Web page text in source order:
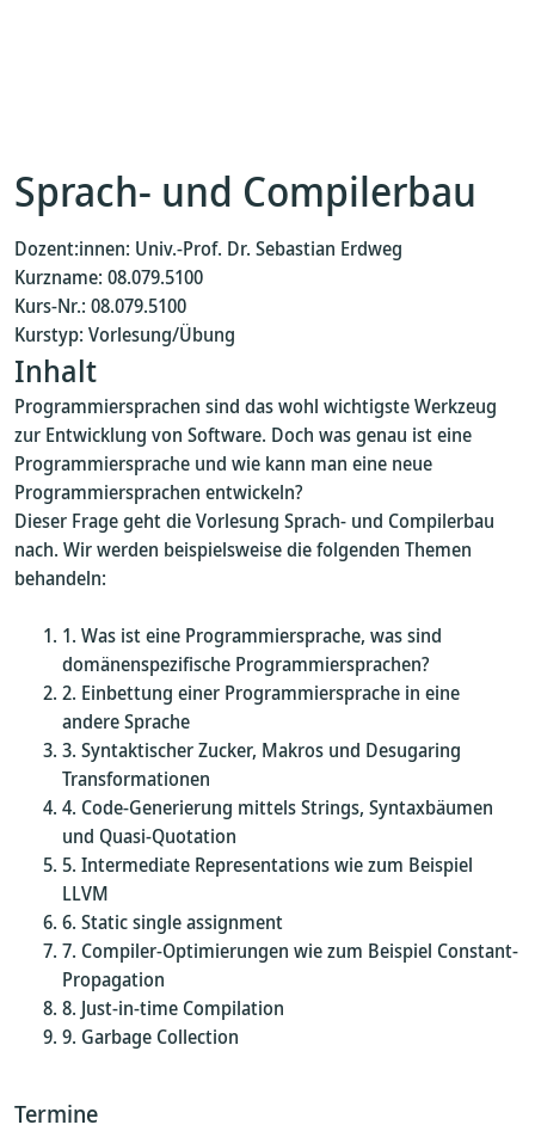
Sprach- und Compilerbau
Dozent:innen: Univ.-Prof. Dr. Sebastian Erdweg
Kurzname: 08.079.5100
Kurs-Nr.: 08.079.5100
Kurstyp: Vorlesung/Übung
Inhalt
Programmiersprachen sind das wohl wichtigste Werkzeug
zur Entwicklung von Software. Doch was genau ist eine
Programmiersprache und wie kann man eine neue
Programmiersprachen entwickeln?
Dieser Frage geht die Vorlesung Sprach- und Compilerbau
nach. Wir werden beispielsweise die folgenden Themen
behandeln:
Was ist eine Programmiersprache, was sind
domänenspezifische Programmiersprachen?
Einbettung einer Programmiersprache in eine
andere Sprache
Syntaktischer Zucker, Makros und Desugaring
Transformationen
Code-Generierung mittels Strings, Syntaxbäumen
und Quasi-Quotation
Intermediate Representations wie zum Beispiel
LLVM
Static single assignment
Compiler-Optimierungen wie zum Beispiel Constant-
Propagation
Just-in-time Compilation
Garbage Collection
Termine